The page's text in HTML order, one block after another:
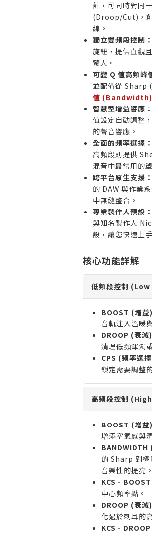
計，可同時對同
(Droop/Cut)，創
線。
獨立雙頻段控制：
旋鈕，提供直觀
驚人。
可變 Q 值高頻峰
並配備從 Sharp
值 (Bandwidth)
智慧型增益響應：
值設定自動調整
的聲音響應。
全面的頻率選擇：
高頻段則提供
混音中最常用的
跨平台原生支援：
的 DAW 與作業
中無縫整合。
專業製作人預設：
與知名製作人
設，讓您快速上
核心功能詳解
低頻段控制
BOOST (增益
音軌注入溫暖
DROOP (衰減
清理低頻渾濁
CPS (頻率選
鎖定需要調整
高頻段控制
BOOST (增益
增添空氣感與
BANDWIDTH
的 Sharp 到
音樂性的提亮。
KCS -
中心頻率點。
DROOP (衰減
化過於刺耳的
KCS -